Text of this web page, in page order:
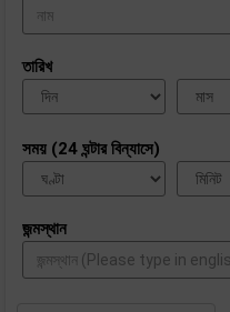
তারিখ
সময় (24 ঘন্টার বিন্যাসে)
জন্মস্থান